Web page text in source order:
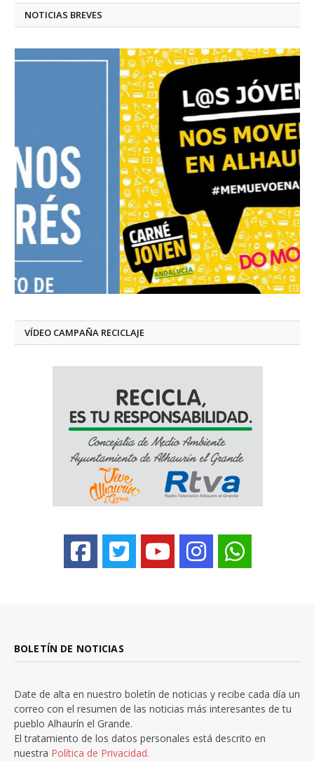
NOTICIAS BREVES
VÍDEO CAMPAÑA RECICLAJE
BOLETÍN DE NOTICIAS
Date de alta en nuestro boletín de noticias y recibe cada día un
correo con el resumen de las noticias más interesantes de tu
pueblo Alhaurín el Grande.
El tratamiento de los datos personales está descrito en
nuestra Política de Privacidad.